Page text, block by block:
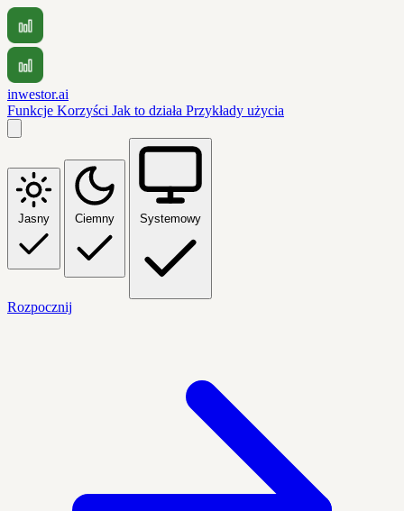
inwestor.ai
Funkcje Korzyści Jak to działa Przykłady użycia
Jasny Ciemny Systemowy
Rozpocznij